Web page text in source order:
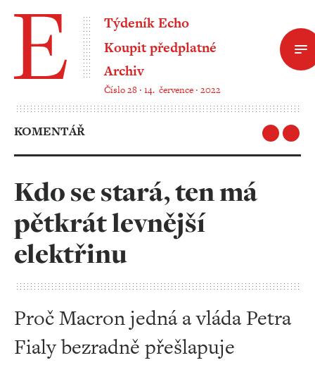
Týdeník Echo
Koupit předplatné
Archiv
Číslo 28 ‧ 14. července ‧ 2022
KOMENTÁŘ
Kdo se stará, ten má
pětkrát levnější
elektřinu
Proč Macron jedná a vláda Petra
Fialy bezradně přešlapuje